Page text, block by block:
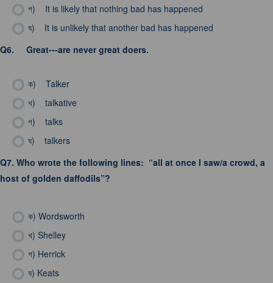
গ)
It is likely that nothing bad has happened
ঘ)
It is unlikely that another bad has happened
Q6.
Great---are never great doers.
ক)
Talker
খ)
talkative
গ)
talks
ঘ)
talkers
Q7. Who wrote the following lines: “all at once I saw/a crowd, a
host of golden daffodils”?
ক) Wordsworth
খ) Shelley
গ) Herrick
ঘ) Keats